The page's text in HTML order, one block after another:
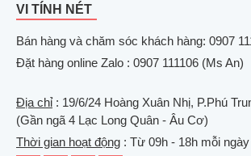
VI TÍNH NÉT
Bán hàng và chăm sóc khách hàng: 0907
Đặt hàng online Zalo : 0907 111106 (Ms An)
Địa chỉ: 19/6/24 Hoàng Xuân Nhị, P.Phú
(Gần ngã 4 Lạc Long Quân - Âu Cơ)
Thời gian hoạt động : Từ 09h - 18h mỗi